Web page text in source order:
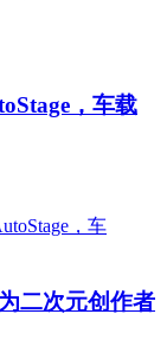
，车载
二次元创作者